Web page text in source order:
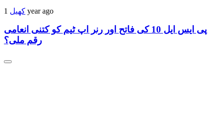
کھیل 1 year ago
پی ایس ایل 10 کی فاتح اور رنر اپ ٹیم کو کتنی انعامی
رقم ملی؟